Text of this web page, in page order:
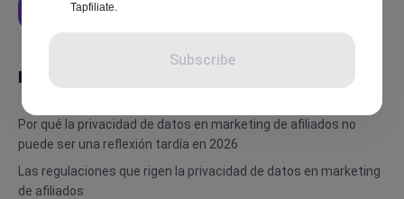
Perplexity
In this article
Por qué la privacidad de datos en marketing de afiliados no
puede ser una reflexión tardía en 2026
Las regulaciones que rigen la privacidad de datos en marketing
de afiliados
Tapfiliate.
Subscribe